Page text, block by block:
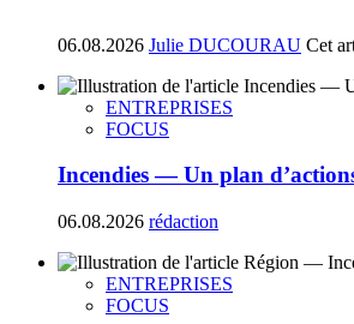
06.08.2026 Julie DUCOURAU Cet
ENTREPRISES
FOCUS
Incendies — Un plan
06.08.2026 rédaction
ENTREPRISES
FOCUS